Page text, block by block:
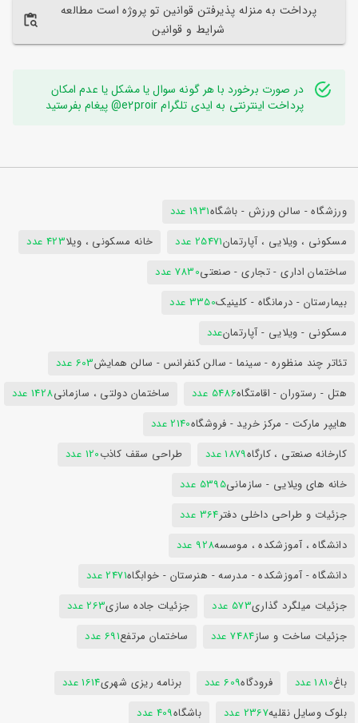
پرداخت به منزله پذیرفتن قوانین تو پروژه است مطالعه
شرایط و قوانین
در صورت برخورد با هر گونه سوال یا مشکل یا عدم امکان
پرداخت اینترنتی به ایدی تلگرام e2proir@ پیغام بفرستید
ورزشگاه - سالن ورزش - باشگاه1931 عدد
مسکونی ، ویلایی ، آپارتمان25471 عدد خانه مسکونی ، ویلا423 عدد
ساختمان اداری - تجاری - صنعتی7830 عدد
بیمارستان - درمانگاه - کلینیک3350 عدد
مسکونی - ویلایی - آپارتمانعدد
تئاتر چند منظوره - سینما - سالن کنفرانس - سالن همایش603 عدد
هتل - رستوران - اقامتگاه5486 عدد ساختمان دولتی ، سازمانی1428 عدد
هایپر مارکت - مرکز خرید - فروشگاه2140 عدد
کارخانه صنعتی ، کارگاه1879 عدد طراحی سقف کاذب120 عدد
خانه های ویلایی - سازمانی5395 عدد
جزئیات و طراحی داخلی دفتر364 عدد
دانشگاه ، آموزشکده ، موسسه928 عدد
دانشگاه - آموزشکده - مدرسه - هنرستان - خوابگاه2471 عدد
جزئیات میلگرد گذاری573 عدد جزئیات جاده سازی263 عدد
جزئیات ساخت و ساز7484 عدد ساختمان مرتفع691 عدد
باغ1810 عدد فرودگاه609 عدد برنامه ریزی شهری1614 عدد
بلوک وسایل نقلیه2367 عدد باشگاه409 عدد